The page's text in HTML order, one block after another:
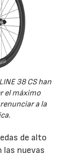
38 CS han
el máximo
a la
de alto
las nuevas